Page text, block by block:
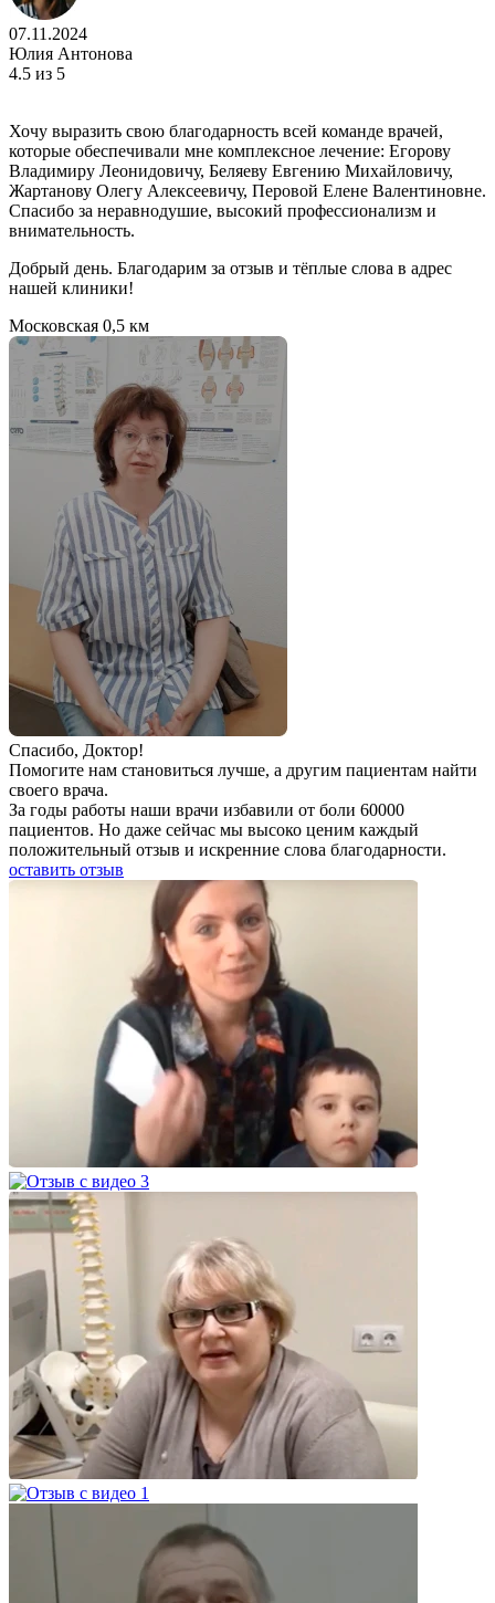
07.11.2024
Юлия Антонова
4.5 из 5
Хочу выразить свою благодарность всей команде врачей,
которые обеспечивали мне комплексное лечение: Егорову
Владимиру Леонидовичу, Беляеву Евгению Михайловичу,
Жартанову Олегу Алексеевичу, Перовой Елене Валентиновне.
Спасибо за неравнодушие, высокий профессионализм и
внимательность.
Добрый день. Благодарим за отзыв и тёплые слова в адрес
нашей клиники!
Московская 0,5 км
Спаcибо, Доктор!
Помогите нам становиться лучше, а другим пациентам найти
своего врача.
За годы работы наши врачи избавили от боли 60000
пациентов. Но даже сейчас мы высоко ценим каждый
положительный отзыв и искренние слова благодарности.
оставить отзыв